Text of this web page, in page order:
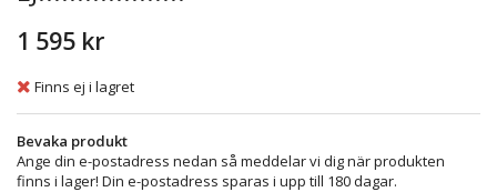
1 595 kr
Finns ej i lagret
Bevaka produkt
Ange din e-postadress nedan så meddelar vi dig när produkten
finns i lager! Din e-postadress sparas i upp till 180 dagar.